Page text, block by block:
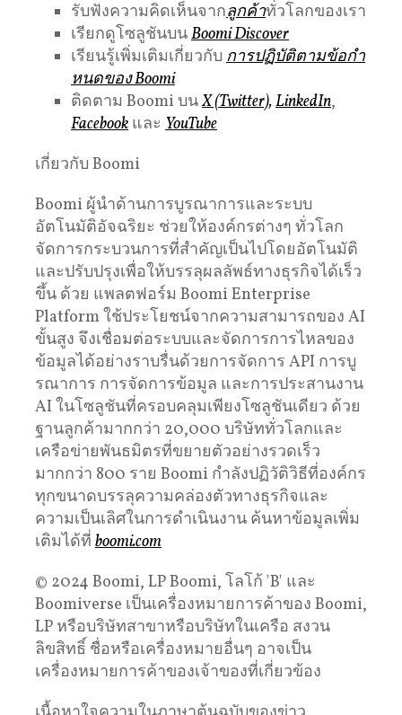
รับฟังความคิดเห็นจากลูกค้าทั่วโลกของเรา
เรียกดูโซลูชันบนBoomi Discover
เรียนรู้เพิ่มเติมเกี่ยวกับ การปฏิบัติตามข้อกํา
หนดของ Boomi
ติดตาม Boomi บนX (Twitter),LinkedIn,
Facebook และ YouTube
เกี่ยวกับ Boomi
Boomi ผู้นําด้านการบูรณาการและระบบ
อัตโนมัติอัจฉริยะ ช่วยให้องค์กรต่างๆ ทั่วโลก
จัดการกระบวนการที่สําคัญเป็นไปโดยอัตโนมัติ
และปรับปรุงเพื่อให้บรรลุผลลัพธ์ทางธุรกิจได้เร็ว
ขึ้น ด้วย แพลตฟอร์ม Boomi Enterprise
Platform ใช้ประโยชน์จากความสามารถของ AI
ขั้นสูง จึงเชื่อมต่อระบบและจัดการการไหลของ
ข้อมูลได้อย่างราบรื่นด้วยการจัดการ API การบู
รณาการ การจัดการข้อมูล และการประสานงาน
AI ในโซลูชันที่ครอบคลุมเพียงโซลูชันเดียว ด้วย
ฐานลูกค้ามากกว่า 20,000 บริษัททั่วโลกและ
เครือข่ายพันธมิตรที่ขยายตัวอย่างรวดเร็ว
มากกว่า 800 ราย Boomi กําลังปฏิวัติวิธีที่องค์กร
ทุกขนาดบรรลุความคล่องตัวทางธุรกิจและ
ความเป็นเลิศในการดําเนินงาน ค้นหาข้อมูลเพิ่ม
เติมได้ที่ boomi.com
© 2024 Boomi, LP Boomi, โลโก้ 'B' และ
Boomiverse เป็นเครื่องหมายการค้าของ Boomi,
LP หรือบริษัทสาขาหรือบริษัทในเครือ สงวน
ลิขสิทธิ์ ชื่อหรือเครื่องหมายอื่นๆ อาจเป็น
เครื่องหมายการค้าของเจ้าของที่เกี่ยวข้อง